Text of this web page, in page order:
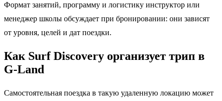
Формат занятий, программу и логистику инструктор или
менеджер школы обсуждает при бронировании: они зависят
от уровня, целей и дат поездки.
Как Surf Discovery организует трип в
G-Land
Самостоятельная поездка в такую удаленную локацию может